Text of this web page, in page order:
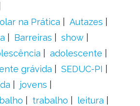
na Prática
Autazes
Barreiras
show
adolescente
grávida
SEDUC-PI
jovens
trabalho
leitura